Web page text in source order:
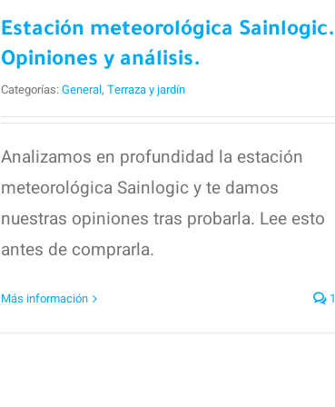
análisis.
Estación meteorológica Sainlogic.
Opiniones y análisis.
Categorías:General, Terraza y jardín
Analizamos en profundidad la estación
meteorológica Sainlogic y te damos
nuestras opiniones tras probarla. Lee esto
antes de comprarla.
Más información 1